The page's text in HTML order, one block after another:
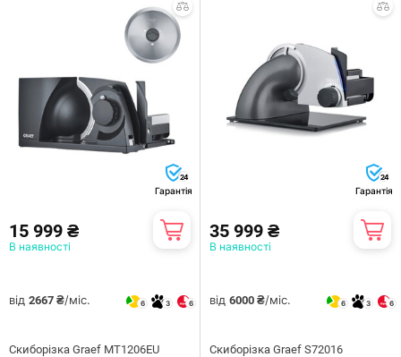
24
Гарантія
15 999 ₴
В наявності
від 2667 ₴/міс. 6 3 6
Скиборізка Graef MT1206EU
24
Гарантія
35 999 ₴
В наявності
від 6000 ₴/міс. 6 3 6
Скиборізка Graef S72016